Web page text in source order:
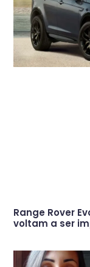
Range Rover
voltam a ser